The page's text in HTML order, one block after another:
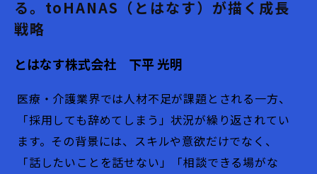
る。toHANAS（とはなす）が描く成長
戦略
とはなす株式会社 下平 光明
医療・介護業界では人材不足が課題とされる一方、
「採用しても辞めてしまう」状況が繰り返されてい
ます。その背景には、スキルや意欲だけでなく、
「話したいことを話せない」「相談できる場がな